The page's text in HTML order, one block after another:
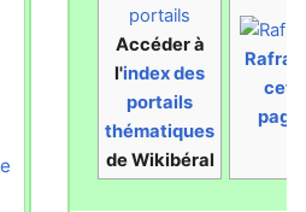
Accéder à
l'index des
portails
thématiques
de Wikibéral
page